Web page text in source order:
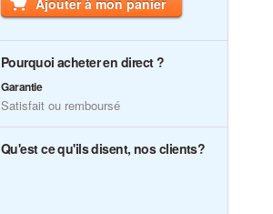
Ajouter à mon panier
Pourquoi acheter en direct ?
Garantie
Satisfait ou remboursé
Qu'est ce qu'ils disent, nos clients?